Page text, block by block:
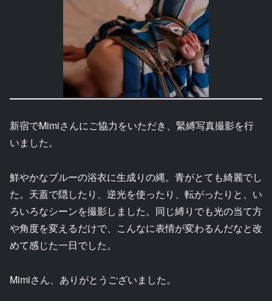
新宿でMimiさんにご協力をいただき、緊縛写真撮影を行
いました。
鮮やかなブルーの浴衣に生成りの縄。青がとても綺麗でし
た。天蓋で隠したり、逆光を使ったり、転がったりと、い
ろいろなシーンを撮影しました。同じ縛りでも光の当て方
や角度を変えるだけで、こんなに表情が変わるんだなと改
めて感じた一日でした。
Mimiさん、ありがとうございました。